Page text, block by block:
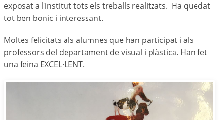
exposat a l’institut tots els treballs realitzats. Ha quedat
tot ben bonic i interessant.
Moltes felicitats als alumnes que han participat i als
professors del departament de visual i plàstica. Han fet
una feina EXCEL·LENT.